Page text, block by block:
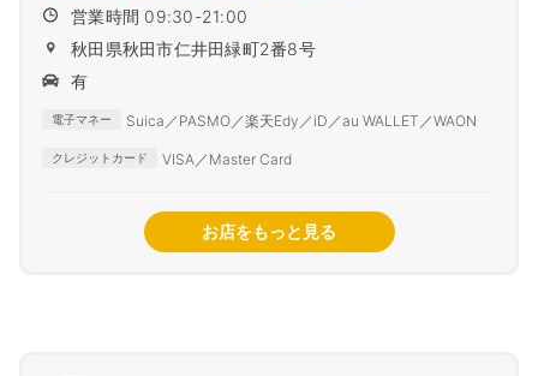
営業時間 09:30-21:00
秋田県秋田市仁井田緑町2番8号
有
電子マネー Suica／PASMO／楽天Edy／iD／au WALLET／WAON
クレジットカード VISA／Master Card
お店をもっと見る